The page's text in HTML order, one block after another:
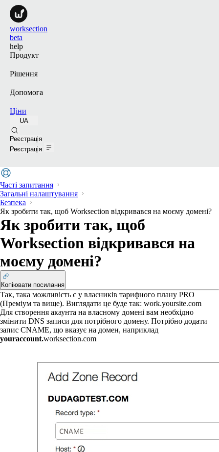
worksection
beta
help
Продукт
Рішення
Допомога
Ціни
UA
Реєстрація
Реєстрація
Часті запитання
Загальні налаштування
Безпека
Як зробити так, щоб Worksection відкривався на моєму домені?
Як зробити так, щоб
Worksection відкривався на
моєму домені?
Копіювати посилання
Так, така можливість є у власників тарифного плану PRO
(Преміум та вище). Виглядати це буде так: work.yoursite.com
Для створення акаунта на власному домені вам необхідно
змінити DNS записи для потрібного домену. Потрібно додати
запис CNAME, що вказує на домен, наприклад
youraccount.worksection.com